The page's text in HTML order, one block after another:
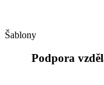
Šablony
Podpora